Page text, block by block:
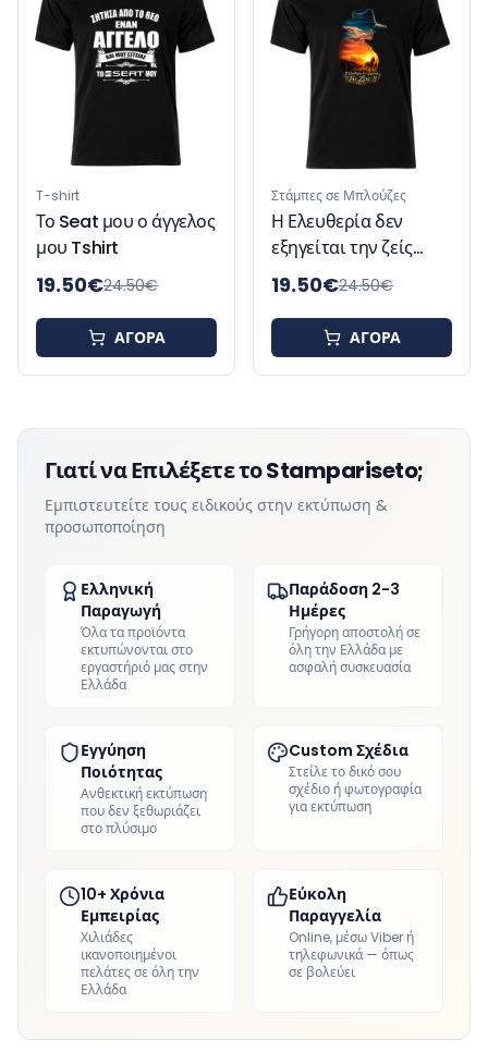
μου ο άγγελος
24.50€
ΑΓΟΡΑ
Στάμπες σε Μπλούζες
Η Ελευθερία δεν
εξηγείται την ζείς
24.50€
ΑΓΟΡΑ
Η
της
Tshirt
Γιατί να Επιλέξετε το Stampariseto;
Εμπιστευτείτε τους ειδικούς στην εκτύπωση &
προσωποποίηση
Ελληνική
Παραγωγή
Όλα τα προϊόντα
εκτυπώνονται στο
εργαστήριό μας στην
Ελλάδα
Παράδοση 2-3
Ημέρες
Γρήγορη αποστολή σε
όλη την Ελλάδα με
ασφαλή συσκευασία
Εγγύηση
Ποιότητας
Ανθεκτική εκτύπωση
που δεν ξεθωριάζει
στο πλύσιμο
Custom Σχέδια
Στείλε το δικό σου
σχέδιο ή φωτογραφία
για εκτύπωση
10+ Χρόνια
Εμπειρίας
Χιλιάδες
ικανοποιημένοι
πελάτες σε όλη την
Ελλάδα
Εύκολη
Παραγγελία
Online, μέσω Viber ή
τηλεφωνικά — όπως
σε βολεύει